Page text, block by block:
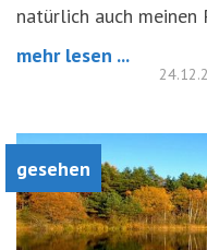
natürlich auch meinen
mehr lesen ...
gesehen